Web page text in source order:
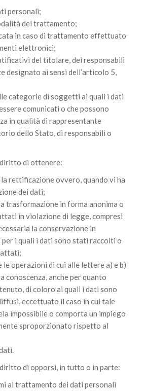
personali;
del trattamento;
in caso di trattamento effettuato
elettronici;
del titolare, dei responsabili
designato ai sensi dell’articolo 5,
categorie di soggetti ai quali i dati
comunicati o che possono
in qualità di rappresentante
dello Stato, di responsabili o
diritto di ottenere:
rettificazione ovvero, quando vi ha
dei dati;
trasformazione in forma anonima o
in violazione di legge, compresi
la conservazione in
i quali i dati sono stati raccolti o
le operazioni di cui alle lettere a) e b)
conoscenza, anche per quanto
di coloro ai quali i dati sono
eccettuato il caso in cui tale
impossibile o comporta un impiego
sproporzionato rispetto al
diritto di opporsi, in tutto o in parte:
al trattamento dei dati personali